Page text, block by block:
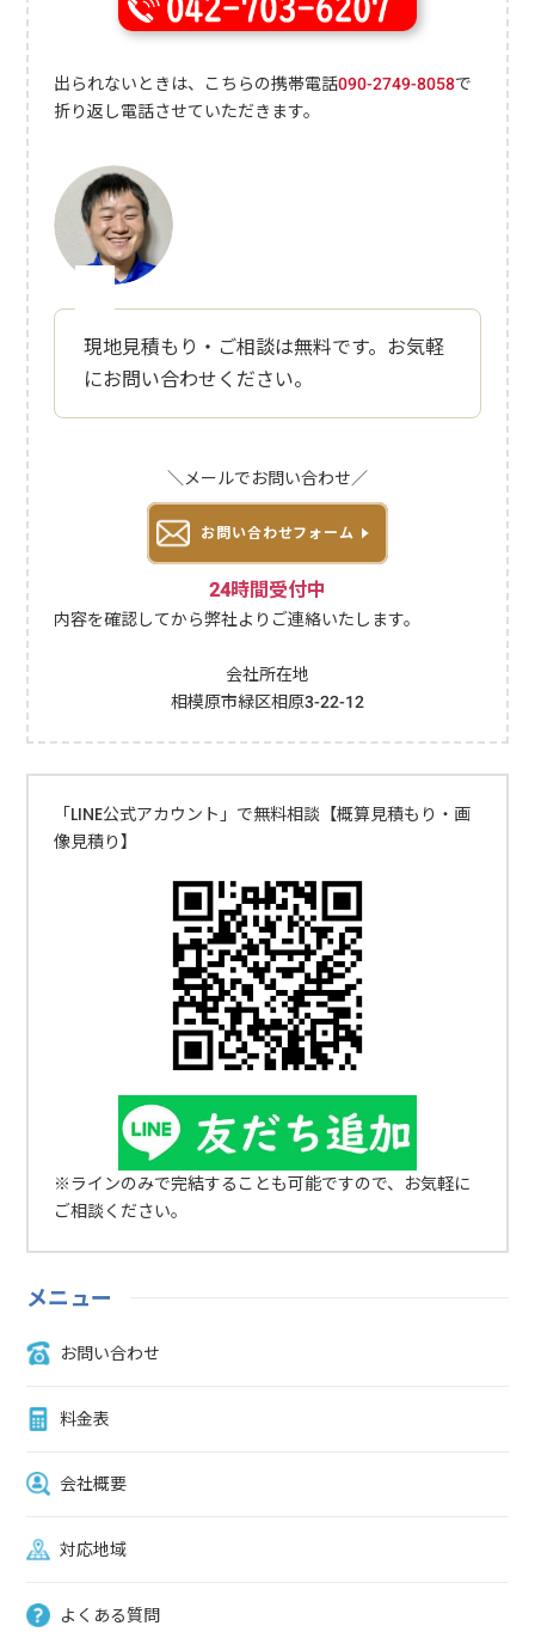
お気軽にご連絡ください。竹や笹の伐採や竹林の整備にお悩みの方
は、相模原市の便利屋「ユースフル」におまかせください。伐採を
3,300円から／本、伐根を5,500円から／本対応しています。※電話が
出れずに折り返す場合はこちらの番号090-2749-8058から掛け直しま
す。竹・笹の伐採、竹やぶ・竹林の整備にかかる料金相場竹や笹の伐
採、竹やぶ・竹林の整備にかかる料金相場は以下の通りです。作業内
容料金相場ユースフル伐採3,300円～／本3,300円～／本抜根2,200円
～／本2,200円～／本幹の改修・処理2,200円～／本2,200円～／本根
の改修・処理2,200円～／本2,200円～／本重機やトラックなどを乗り
入れられない場合は、通常よりコストがかかります。詳細はお見積も
りの際にお伝えしますので、まずはご相談ください。竹・笹の伐採、
竹やぶ・竹林の整備のサービス内容竹・笹の伐採、竹やぶ・竹林の整
備のサービス内容をご紹介します。竹や笹の伐採 伐採した竹を商材
などに活用する場合は品質を担保する必要があります。その際、伐採
するシーズンは秋から冬が適しています。それ以外のシーズンでも対
応できますので、お気軽にご相談ください。 竹やぶ・竹林の整備竹
の成長をコントロールして環境整備をするには、定期的なメンテナン
スが必要です。古い竹や枯れている竹、病気になった竹など状態の悪
いものを取り除きましょう。きちんと整備することで、他の竹への影
響を防げます。新しい竹が密集している場合は、間引きをしましょ
う。竹・笹を放置すると生じるリスク竹・笹を放置すると生じるリス
クについて解説します。竹害が発生する 竹の根は地面下30～100cm
の深さで横へと広がっており、周囲の土地や植物に影響があります。
竹の生命力が強すぎて地下茎が広がりすぎると、竹害発生のリスクが
あります。 土砂災害のリスクがある 竹や笹が密集していると、台風
や大雨などの自然災害にて竹が倒れるリスクが高まります。竹が大量
に倒れると土砂災害の危険性があるので注意が必要です。とくに、斜
面や土手に竹が生えている場合は対処が必要です。 竹が倒れる可能
性がある 竹が成長し続けると、倒れる可能性があります。倒れた竹
が人や建物に当たると大事故になるので対処が必要です。とくに竹林
が住宅地に近い場合は、建物や電線に当たらないよう早めに処理しま
しょう。 近隣へ迷惑がかかるケースがある 竹は横に広がって成長す
るので、近隣の敷地に侵入して迷惑がかかることがあります。竹が隣
の土地に広がると、倒れるなどして他人の所有物に被害が生じるので
抜根を検討しましょう。トラブルを防ぐため、適切な対処が必要で
す。 再生のリスクがある 竹を伐採しても根が残っていると、再び竹
が成長するリスクがあります。竹を完全に除去するには、抜根作業を
行い土の中から根を取り除きましょう。自力で対応できることもあり
ますが、リスクが高いので業者に依頼するのが無難です。竹・笹の伐
採、竹やぶ・竹林整備を依頼する際の流れ便利屋「ユースフル」で
の、竹・笹の伐採、竹やぶ・竹林整備の流れをご紹介します。お問い
合わせまずはお電話（042-703-6207）、ライン、お問い合わせフォー
ムよりご連絡ください。状態やご依頼内容を伝えていただければ、最
適なプランを提案できます。概算のみを把握したい場合は、現場の写
真や状況をメールやラインなどをお伝えいただければ対応いたしま
す。※電話が出れずに折り返す場合はこちらの番号090-2749-8058か
ら掛け直します。現地調査・見積もり金額の提示竹・笹の伐採、竹や
ぶ・竹林整備にかかる正確な費用を提示するため、スタッフが現地に
可能ですので、困りごとのある方はお気軽にご相談ください。作業内
作業内容などご希望がありましたら、臨機応変に対応可能です。竹・
笹の伐採、竹やぶ・竹林整備を始めます。作業終了後、その他ご要望
がなければ、料金をお支払いいただいて完了です。竹・笹の伐採、竹
でよくある質問をまとめました。竹の伐採から整地までまとめて対応
追加費用がかかることもありますので、あらかじめお見積もりいたし
ます。敷地がかなり広いのですが、対応可能ですか？広さに関わらず
無料でお見積りしますので、お気軽にご連絡ください。伸び放題の竹
出られないときは、こちらの携帯電話090-2749-8058で
折り返し電話させていただきます。
現地見積もり・ご相談は無料です。お気軽
にお問い合わせください。
＼メールでお問い合わせ／
お問い合わせフォーム
24時間受付中
内容を確認してから弊社よりご連絡いたします。
会社所在地
相模原市緑区相原3-22-12
「LINE公式アカウント」で無料相談【概算見積もり・画
像見積り】
※ラインのみで完結することも可能ですので、お気軽に
ご相談ください。
メニュー
お問い合わせ
料金表
会社概要
対応地域
よくある質問